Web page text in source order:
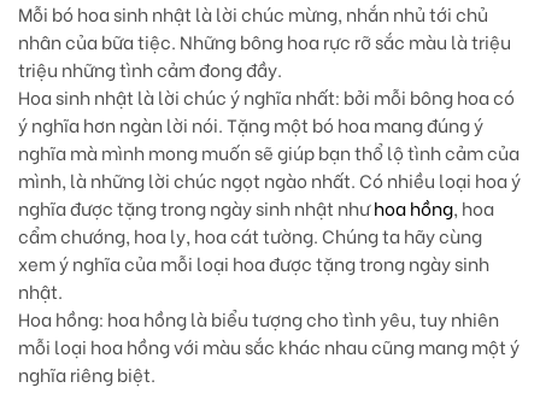
Mỗi bó hoa sinh nhật là lời chúc mừng, nhắn nhủ tới chủ
nhân của bữa tiệc. Những bông hoa rực rỡ sắc màu là triệu
triệu những tình cảm đong đầy.
Hoa sinh nhật là lời chúc ý nghĩa nhất: bởi mỗi bông hoa có
ý nghĩa hơn ngàn lời nói. Tặng một bó hoa mang đúng ý
nghĩa mà mình mong muốn sẽ giúp bạn thổ lộ tình cảm của
mình, là những lời chúc ngọt ngào nhất. Có nhiều loại hoa ý
nghĩa được tặng trong ngày sinh nhật nhưhoa hồng, hoa
cẩm chướng, hoa ly, hoa cát tường. Chúng ta hãy cùng
xem ý nghĩa của mỗi loại hoa được tặng trong ngày sinh
nhật.
Hoa hồng: hoa hồng là biểu tượng cho tình yêu, tuy nhiên
mỗi loại hoa hồng với màu sắc khác nhau cũng mang một ý
nghĩa riêng biệt.